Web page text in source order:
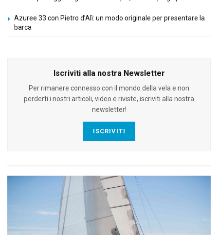
Azuree 33 con Pietro d’Alì: un modo originale per presentare la
barca
Iscriviti alla nostra Newsletter
Per rimanere connesso con il mondo della vela e non
perderti i nostri articoli, video e riviste, iscriviti alla nostra
newsletter!
ISCRIVITI